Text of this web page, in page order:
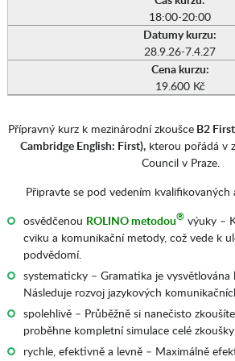
18:00-20:00
Datumy kurzu:
28.9.26-7.4.27
Cena kurzu:
19.600 Kč
Přípravný kurz k mezinárodní zkoušce B2
Cambridge English: First),kterou pořádá v
Council v Praze.
Připravte se pod vedením kvalifikovaných
osvědčenou ROLINO metodou®výuky –
cviku a komunikační metody, což vede k
podvědomí.
systematicky – Gramatika je vysvětlována
Následuje rozvoj jazykových
spolehlivě – Průběžně si nanečisto
proběhne kompletní simulace celé zkoušky
rychle, efektivně a levně – Maximálně